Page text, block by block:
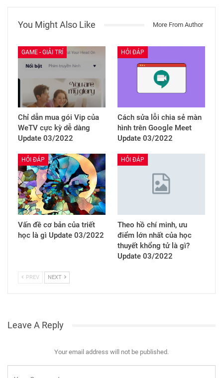
You Might Also Like More From Author
GAME - GIẢI TRÍ
Chỉ dẫn mua gói Vip của
WeTV cực kỳ dễ dàng
Update 03/2022
HỎI ĐÁP
Cách sửa lỗi chia sẻ màn
hình trên Google Meet
Update 03/2022
HỎI ĐÁP
Vấn đề cơ bản của triết
học là gì Update 03/2022
HỎI ĐÁP
Theo hồ chí minh, ưu
điểm lớn nhất của học
thuyết khổng tử là gì?
Update 03/2022
PREV NEXT
Leave A Reply
Your email address will not be published.